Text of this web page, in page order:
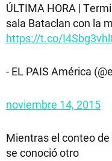
ÚLTIMA HORA |
sala Bataclan con la
https://t.co/
- EL PAIS América
noviembre 14, 2015
Mientras el conteo
se conoció otro